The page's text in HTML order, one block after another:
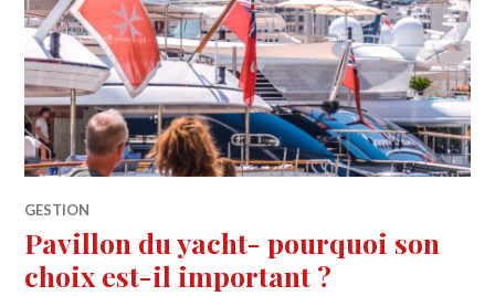
GESTION
Pavillon du yacht- pourquoi son
choix est-il important ?